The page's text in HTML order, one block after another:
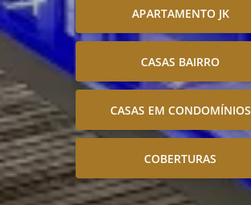
APARTAMENTO JK
CASAS BAIRRO
CASAS EM CONDOMÍNIOS
COBERTURAS